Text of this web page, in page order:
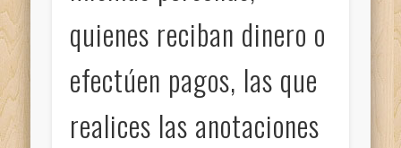
quienes reciban dinero o
efectúen pagos, las que
realices las anotaciones